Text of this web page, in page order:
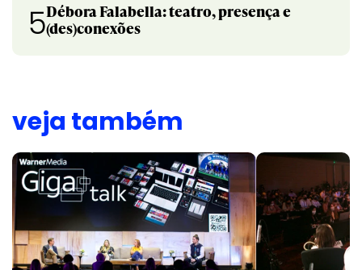
5Débora Falabella: teatro, presença e
(des)conexões
veja também